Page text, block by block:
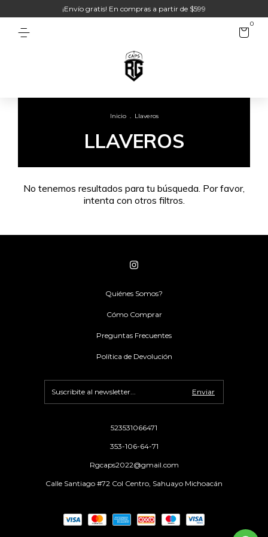
¡Envío gratis! En compras a partir de $599
0
Inicio . Llaveros
LLAVEROS
No tenemos resultados para tu búsqueda. Por favor,
intenta con otros filtros.
Quiénes Somos?
Cómo Comprar
Preguntas Frecuentes
Política de Devolución
523531066471
353-106-64-71
Rgcaps2022@gmail.com
Calle Santiago #72 Col Centro, Sahuayo Michoacán